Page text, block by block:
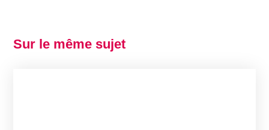
Sur le même sujet